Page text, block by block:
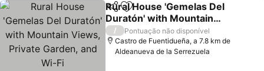
PartilharAdicionar aos favoritos
Rural House 'Gemelas Del
Duratón' with Mountain
Views, Private Garden,
and Wi-Fi
/
Pontuação não disponível
Castro de Fuentidueña, a 7.8 km de
Aldeanueva de la Serrezuela